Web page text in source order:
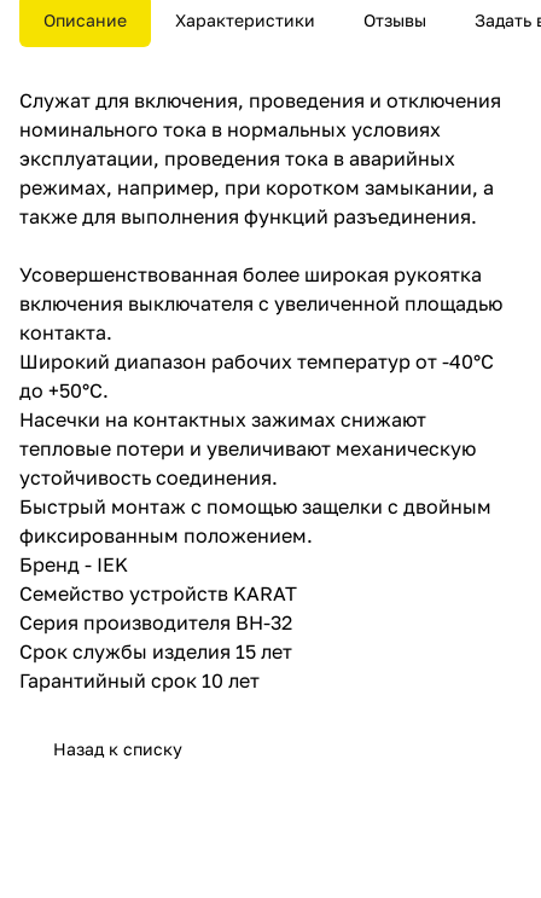
выполнения функций
разъединения.
Описание Характеристики Отзывы Задать
Служат для включения, проведения и отключения
номинального тока в нормальных условиях
эксплуатации, проведения тока в аварийных
режимах, например, при коротком замыкании, а
также для выполнения функций разъединения.
Усовершенствованная более широкая рукоятка
включения выключателя с увеличенной площадью
контакта.
Широкий диапазон рабочих температур от -40°С
до +50°С.
Насечки на контактных зажимах снижают
тепловые потери и увеличивают механическую
устойчивость соединения.
Быстрый монтаж с помощью защелки с двойным
фиксированным положением.
Бренд - IEK
Семейство устройств KARAT
Серия производителя ВН-32
Срок службы изделия 15 лет
Гарантийный срок 10 лет
Назад к списку